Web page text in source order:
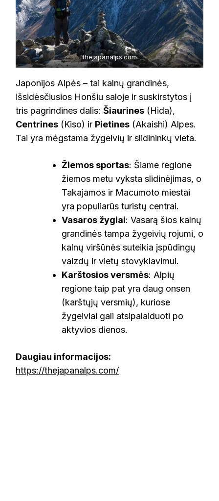
thejapanalps.com
Japonijos Alpės – tai kalnų grandinės,
išsidėsčiusios Honšiu saloje ir suskirstytos į
tris pagrindines dalis: Šiaurines (Hida),
Centrines (Kiso) ir Pietines (Akaishi) Alpes.
Tai yra mėgstama žygeivių ir slidininkų vieta.
Žiemos sportas: Šiame regione
žiemos metu vyksta slidinėjimas, o
Takajamos ir Macumoto miestai
yra populiarūs turistų centrai.
Vasaros žygiai: Vasarą šios kalnų
grandinės tampa žygeivių rojumi, o
kalnų viršūnės suteikia įspūdingų
vaizdų ir vietų stovyklavimui.
Karštosios versmės: Alpių
regione taip pat yra daug onsen
(karštųjų versmių), kuriose
žygeiviai gali atsipalaiduoti po
aktyvios dienos.
Daugiau informacijos:
https://thejapanalps.com/